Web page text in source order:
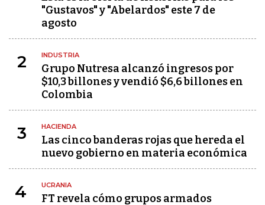
"Gustavos" y "Abelardos" este 7 de
agosto
2 INDUSTRIA
Grupo Nutresa alcanzó ingresos por
$10,3 billones y vendió $6,6 billones en
Colombia
3 HACIENDA
Las cinco banderas rojas que hereda el
nuevo gobierno en materia económica
4 UCRANIA
FT revela cómo grupos armados